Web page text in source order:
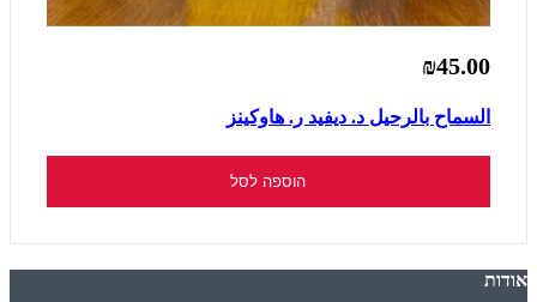
₪45.00
السماح بالرحيل د. ديفيد ر. هاوكينز
הוספה לסל
אודות